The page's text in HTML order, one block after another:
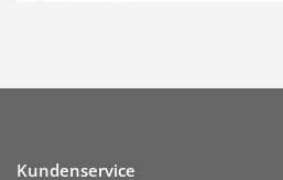
Kundenservice